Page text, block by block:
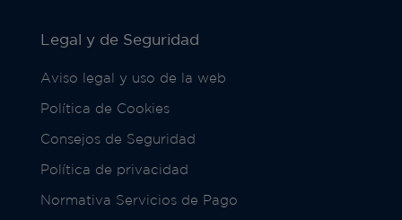
Legal y de Seguridad
Aviso legal y uso de la web
Política de Cookies
Consejos de Seguridad
Política de privacidad
Normativa Servicios de Pago